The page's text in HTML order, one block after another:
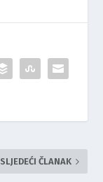
SLJEDEĆI ČLANAK